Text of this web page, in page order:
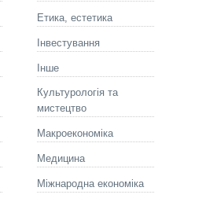
Етика, естетика
Інвестування
Інше
Культурологія та
мистецтво
Макроекономіка
Медицина
Міжнародна економіка